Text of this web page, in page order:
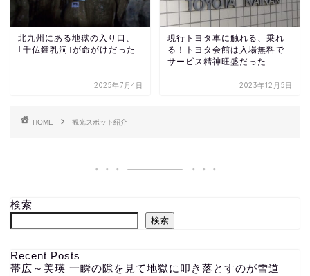
北九州にある地獄の入り口、
｢千仏鍾乳洞｣が命がけだった
2025年7月4日
現行トヨタ車に触れる、乗れ
る！トヨタ会館は入場無料で
サービス精神旺盛だった
2023年12月5日
HOME 観光スポット紹介
検索
検索
Recent Posts
帯広～美瑛 一瞬の隙を見て地獄に叩き落とすのが雪道